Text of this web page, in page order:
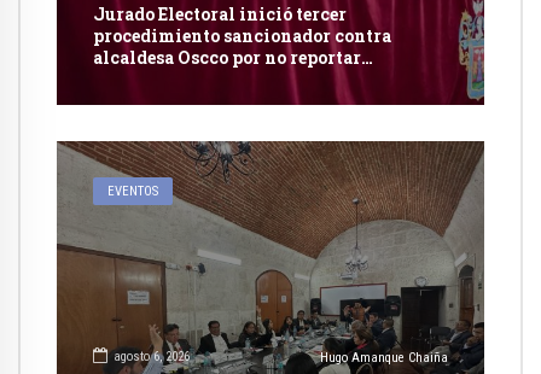
Jurado Electoral inició tercer
procedimiento sancionador contra
alcaldesa Oscco por no reportar
EVENTOS
agosto 6, 2026 Hugo Amanque Chaiña